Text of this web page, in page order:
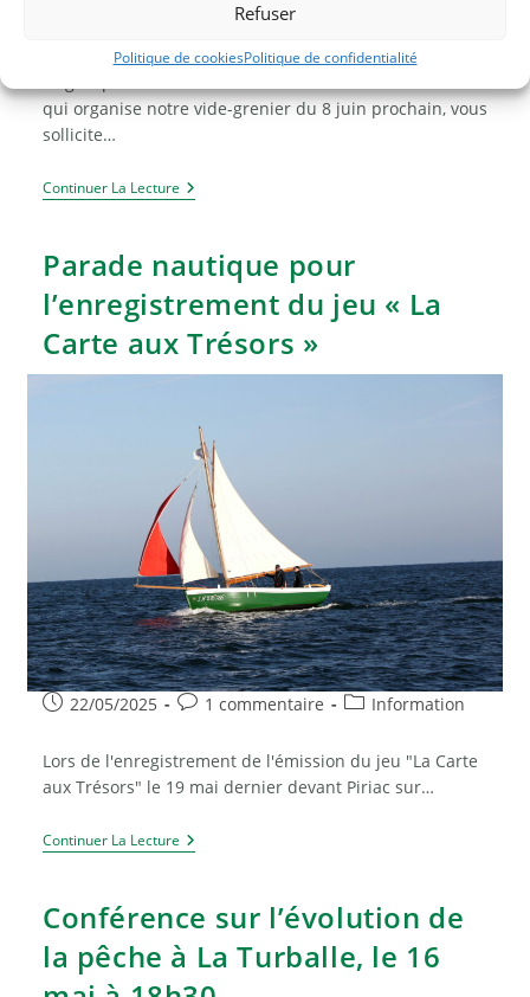
Refuser
Politique de cookiesPolitique de confidentialité
Commentaires
de
publication :
0 commentaire
category:
qui organise notre vide-grenier du 8 juin prochain, vous
sollicite…
Continuer La LectureConfection
De
Notre
Vide-
Grenier
Du
8
Juin
Prochain.
Parade nautique pour
l’enregistrement du jeu « La
Carte aux Trésors »
Publication
22/05/2025
Commentaires
la
publication :
1 commentaire
PostInformation
Lors de l'enregistrement de l'émission du jeu "La Carte
aux Trésors" le 19 mai dernier devant Piriac sur…
Continuer La LectureParade
Nautique
Du
Jeu
« La
Carte
Aux
Conférence sur l’évolution de
la pêche à La Turballe, le 16